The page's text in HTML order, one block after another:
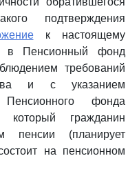
подтверждения
к настоящему
в Пенсионный фонд
требований
и с указанием
Пенсионного фонда
который гражданин
пенсии (планирует
на пенсионном